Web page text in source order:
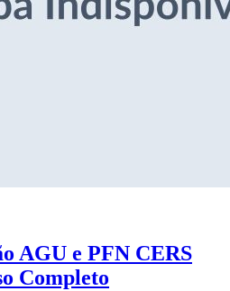
AGU e PFN CERS
Completo